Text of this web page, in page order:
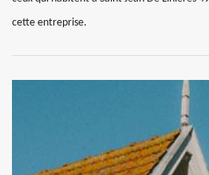
cette entreprise.